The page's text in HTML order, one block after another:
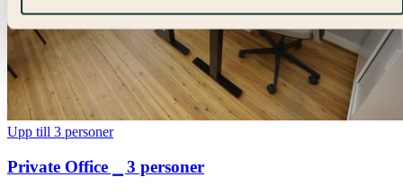
Upp till 3 personer
Private Office ⎯ 3 personer